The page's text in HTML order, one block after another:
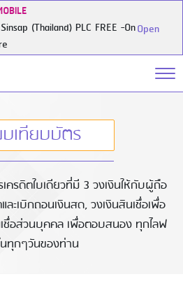
(Thailand) PLC FREE -OnOpen
บเทียบบัตร
ครดิตใบเดียวที่มี 3 วงเงินให้กับผู้ถือ
ะเบิกถอนเงินสด, วงเงินสินเชื่อเพื่อ
ชื่อส่วนบุคคล เพื่อตอบสนอง ทุกไลฟ
นทุกๆวันของท่าน